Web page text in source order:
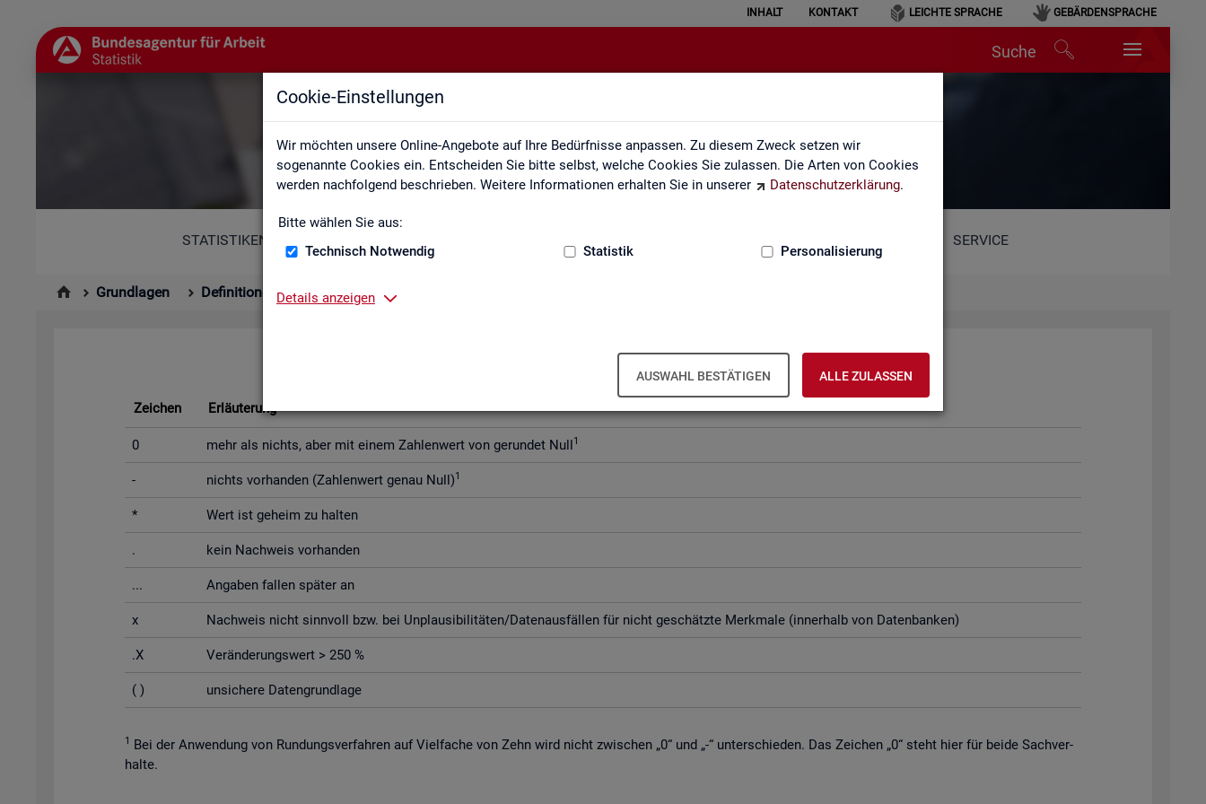
Cookie-Einstellungen
Wir möchten unsere Online-Angebote auf Ihre Bedürfnisse anpassen. Zu diesem Zweck setzen wir
sogenannte Cookies ein. Entscheiden Sie bitte selbst, welche Cookies Sie zulassen. Die Arten von Cookies
werden nachfolgend beschrieben. Weitere Informationen erhalten Sie in unserer
Datenschutzerklärung.
Bitte wählen Sie aus:
Technisch Notwendig
Statistik Personalisierung
Details anzeigen
AUSWAHL BESTÄTIGEN ALLE ZULASSEN
INHALT KONTAKT LEICHTE SPRACHE GEBÄRDENSPRACHE
Suche
Abkürzungsverzeichnis und Zeichenerklärung
STATISTIKEN SERVICE
Grundlagen Definitionen Abkürzungsverzeichnis und Zeichenerklärung
Zei­chen­er­klä­rung
Zei­chen Er­läu­te­rung
0 mehr als nichts, aber mit einem Zah­len­wert von ge­run­det Null1
- nichts vor­han­den (Zah­len­wert genau Null)1
* Wert ist ge­heim zu hal­ten
. kein Nach­weis vor­han­den
... An­ga­ben fal­len spä­ter an
x Nach­weis nicht sinn­voll bzw. bei Un­plau­si­bi­li­tä­ten/Da­ten­aus­fäl­len für nicht ge­schätz­te Merk­ma­le (in­ner­halb von Da­ten­ban­ken)
.X Ver­än­de­rungs­wert > 250 %
( ) un­si­che­re Da­ten­grund­la­ge
1 Bei der An­wen­dung von Run­dungs­ver­fah­ren auf Viel­fa­che von Zehn wird nicht zwi­schen „0“ und „-“ un­ter­schie­den. Das Zei­chen „0“ steht hier für beide Sach­ver­
hal­te.